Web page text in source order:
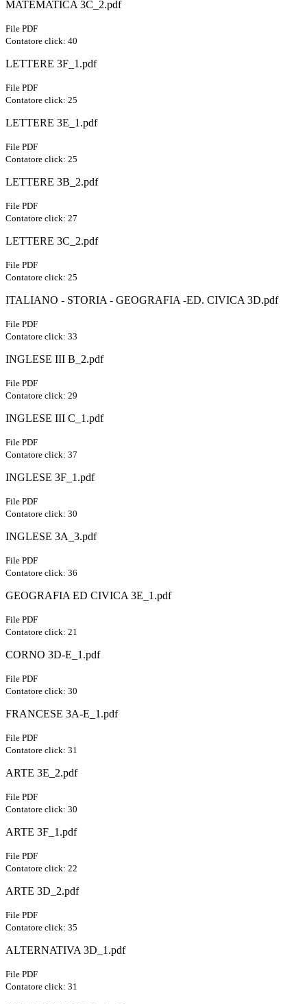
MATEMATICA 3C_2.pdf
File PDF
Contatore click: 40
LETTERE 3F_1.pdf
File PDF
Contatore click: 25
LETTERE 3E_1.pdf
File PDF
Contatore click: 25
LETTERE 3B_2.pdf
File PDF
Contatore click: 27
LETTERE 3C_2.pdf
File PDF
Contatore click: 25
ITALIANO - STORIA - GEOGRAFIA -ED. CIVICA 3D.pdf
File PDF
Contatore click: 33
INGLESE III B_2.pdf
File PDF
Contatore click: 29
INGLESE III C_1.pdf
File PDF
Contatore click: 37
INGLESE 3F_1.pdf
File PDF
Contatore click: 30
INGLESE 3A_3.pdf
File PDF
Contatore click: 36
GEOGRAFIA ED CIVICA 3E_1.pdf
File PDF
Contatore click: 21
CORNO 3D-E_1.pdf
File PDF
Contatore click: 30
FRANCESE 3A-E_1.pdf
File PDF
Contatore click: 31
ARTE 3E_2.pdf
File PDF
Contatore click: 30
ARTE 3F_1.pdf
File PDF
Contatore click: 22
ARTE 3D_2.pdf
File PDF
Contatore click: 35
ALTERNATIVA 3D_1.pdf
File PDF
Contatore click: 31